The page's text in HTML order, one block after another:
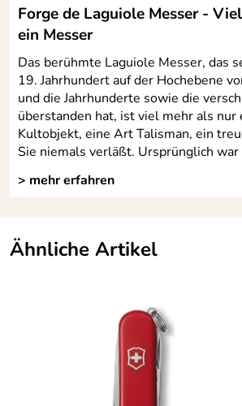
Forge de Laguiole Messer -
ein Messer
Das berühmte Laguiole Messer, das
19. Jahrhundert auf der Hochebene
und die Jahrhunderte sowie die
überstanden hat, ist viel mehr als nur
Kultobjekt, eine Art Talisman, ein
Sie niemals verläßt. Ursprünglich war
> mehr erfahren
Ähnliche Artikel